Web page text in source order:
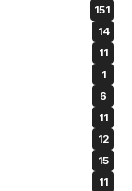
151
14
11
1
6
11
12
15
11